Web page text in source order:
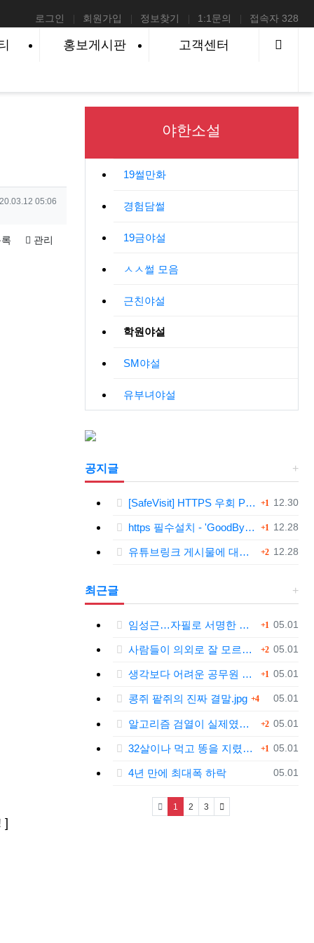
로그인 회원가입 정보찾기 1:1문의 접속자 328
홍보게시판 고객센터
일 05:06
관리
]
야한소설
19썰만화
경험담썰
19금야설
ㅅㅅ썰 모음
근친야설
학원야설
SM야설
유부녀야설
공지글
등록일
12.30
[SafeVisit] HTTPS 우회 PC 필수설치!, 모바일 최강속도 1 댓글
등록일
12.28
https 필수설치 - 'GoodByeDPI' 프로그램 다운로드<< 1 댓글
등록일
12.28
유튜브링크 게시물에 대한 안내와 삭제 요청 공지 2댓글
최근글
등록일
05.01
임성근…자필로 서명한 문건 보니 1 댓글
등록일
05.01
사람들이 의외로 잘 모르는 '육개장'의 뜻.jpg 2댓글
등록일
05.01
생각보다 어려운 공무원 업무....jpg 1 댓글
등록일
05.01
콩쥐 팥쥐의 진짜 결말.jpg 4댓글
등록일
05.01
알고리즘 검열이 실제였다는 틱톡.jpg 2댓글
등록일
05.01
32살이나 먹고 똥을 지렸다.jpg 1 댓글
등록일
05.01
4년 만에 최대폭 하락
1 (current)
2 3